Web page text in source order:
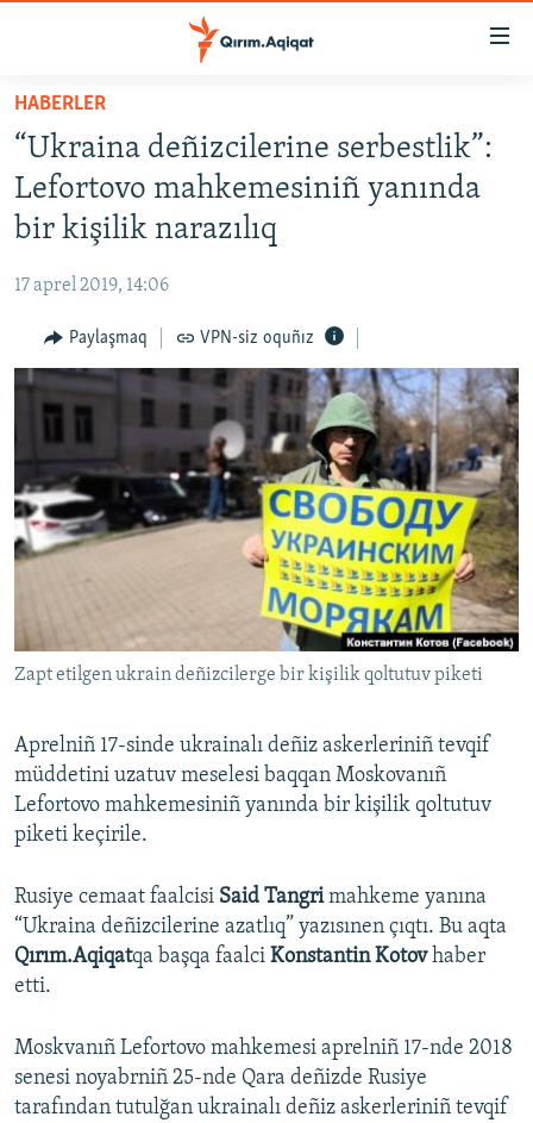
Esas
qaytmaq
Baş
navigatsiyağa
qaytmaq
Qıdıruvğa
qaytmaq
HABERLER
SİYASET
İQTİSADİYAT
MEDENİYET
İNSAN AQLARI
VİDEO
BLOGLAR
FİKİR
Русский
Українською
QOŞULIÑIZ!
RFE/RS bütün saytları
HABERLER
“Ukraina deñizcilerine serbestlik”:
Lefortovo mahkemesiniñ yanında
bir kişilik narazılıq
17 aprel 2019, 14:06
Paylaşmaq VPN-siz oquñız
Zapt etilgen ukrain deñizcilerge bir kişilik qoltutuv piketi
Aprelniñ 17-sinde ukrainalı deñiz askerleriniñ tevqif
müddetini uzatuv meselesi baqqan Moskovanıñ
Lefortovo mahkemesiniñ yanında bir kişilik qoltutuv
piketi keçirile.
Rusiye cemaat faalcisi Said Tangrimahkeme yanına
“Ukraina deñizcilerine azatlıq” yazısınen çıqtı. Bu aqta
Qırım.Aqiqatqa başqa faalci Konstantin Kotovhaber
etti.
Moskvanıñ Lefortovo mahkemesi aprelniñ 17-nde 2018
senesi noyabrniñ 25-nde Qara deñizde Rusiye
tarafından tutulğan ukrainalı deñiz askerleriniñ tevqif